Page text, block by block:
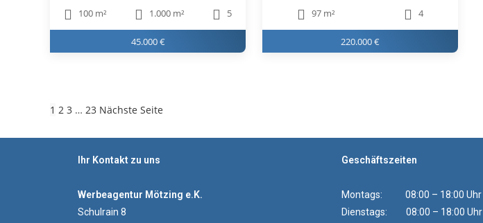
100 m² 1.000 m² 5
45.000 €
97 m² 4
220.000 €
1 2 3 … 23 Nächste Seite
Ihr Kontakt zu uns
Werbeagentur Mötzing e.K.
Schulrain 8
Geschäftszeiten
Montags: 08:00 – 18:00 Uhr
Dienstags: 08:00 – 18:00 Uhr